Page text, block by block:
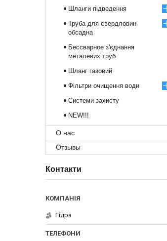
Шланги підведення
Труба для свердловин
обсадна
Бессварное з'єднання
металевих труб
Шланг газовий
Фільтри очищення води
Системи захисту
NEW!!!
О нас
Отзывы
Контакти
Гі́дра